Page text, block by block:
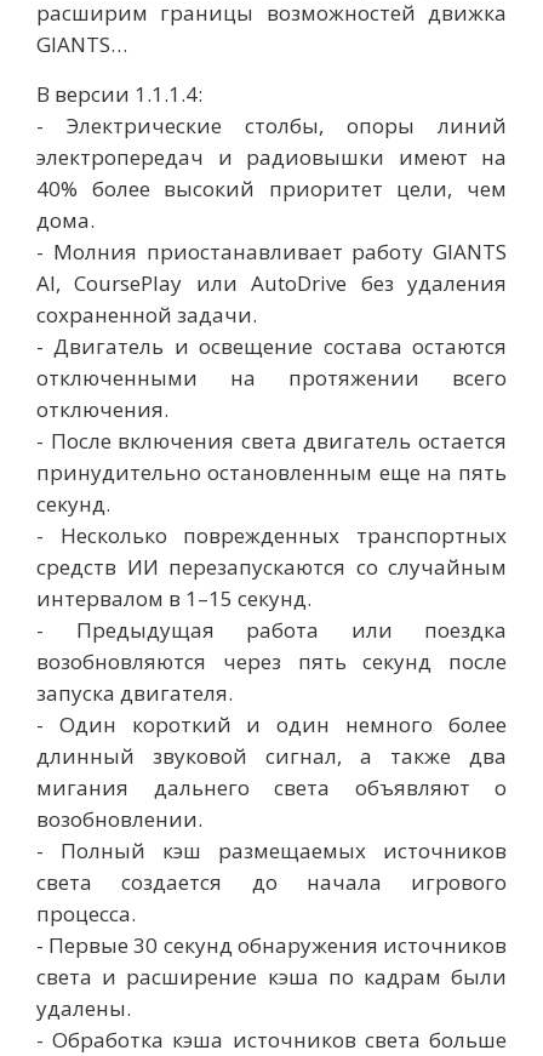
расширим границы возможностей движка
GIANTS…
В версии 1.1.1.4:
- Электрические столбы, опоры линий
электропередач и радиовышки имеют на
40% более высокий приоритет цели, чем
дома.
- Молния приостанавливает работу GIANTS
AI, CoursePlay или AutoDrive без удаления
сохраненной задачи.
- Двигатель и освещение состава остаются
отключенными на протяжении всего
отключения.
- После включения света двигатель остается
принудительно остановленным еще на пять
секунд.
- Несколько поврежденных транспортных
средств ИИ перезапускаются со случайным
интервалом в 1–15 секунд.
- Предыдущая работа или поездка
возобновляются через пять секунд после
запуска двигателя.
- Один короткий и один немного более
длинный звуковой сигнал, а также два
мигания дальнего света объявляют о
возобновлении.
- Полный кэш размещаемых источников
света создается до начала игрового
процесса.
- Первые 30 секунд обнаружения источников
света и расширение кэша по кадрам были
удалены.
- Обработка кэша источников света больше